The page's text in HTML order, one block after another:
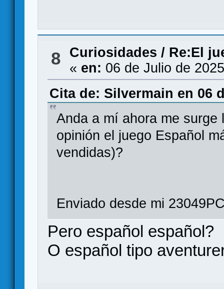
8 Curiosidades / Re:El
« en: 06 de Julio de
Cita de: Silvermain en 06
Anda a mí ahora me
opinión el juego Español
vendidas)?
Enviado desde mi
Pero español español?
O español tipo